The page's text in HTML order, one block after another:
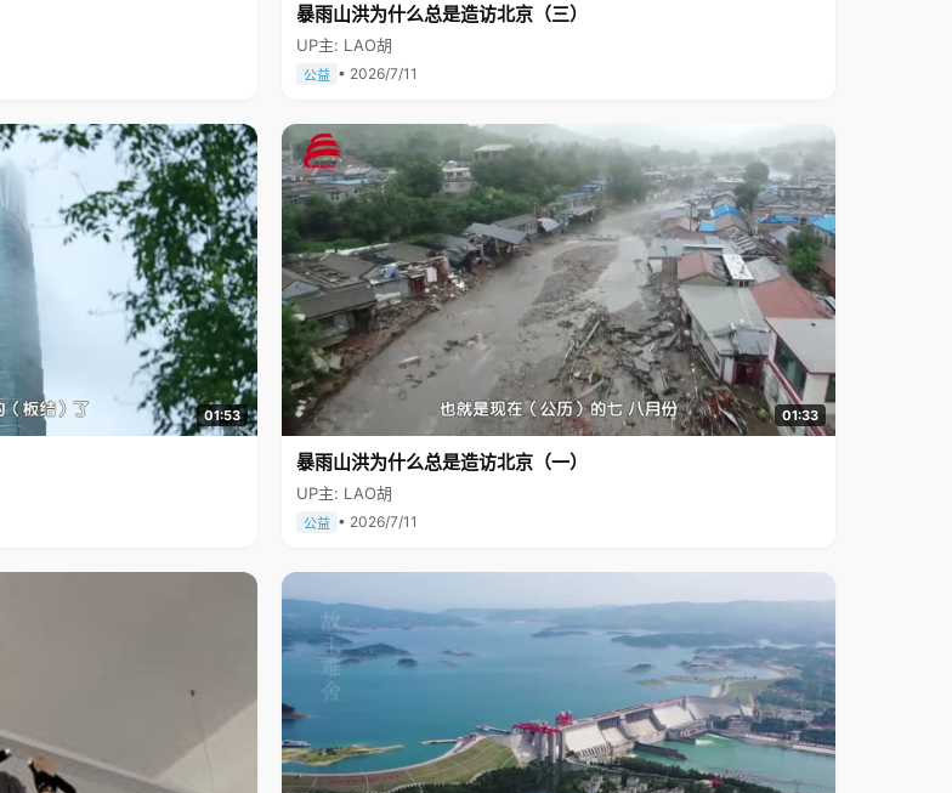
暴雨山洪为什么总是造访北京（三）
UP主: LAO胡
公益 • 2026/7/11
01:53 01:33
暴雨山洪为什么总是造访北京（一）
UP主: LAO胡
公益 • 2026/7/11